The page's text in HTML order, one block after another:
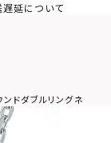
遅延について
ドダブルリングネック